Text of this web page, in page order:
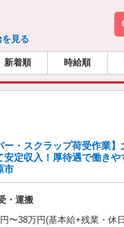
見る
新着順 時給順
ー・スクラップ荷受作業】
安定収入！厚待遇で働きや
市
・運搬
〜38万円(基本給+残業・